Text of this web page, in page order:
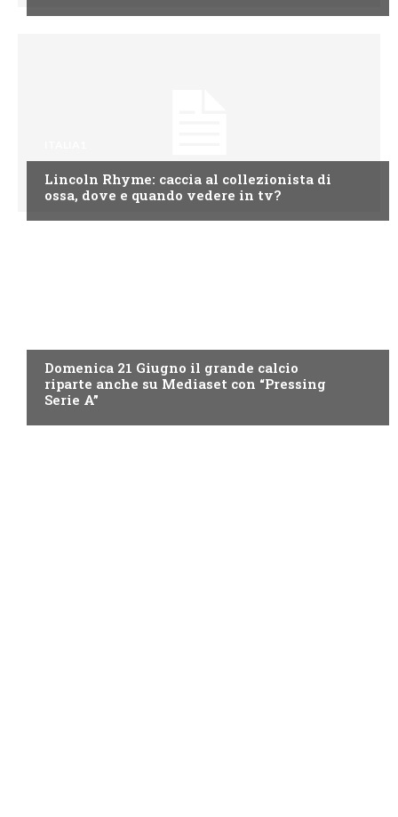
Lincoln Rhyme: caccia al collezionista di
ossa, dove e quando vedere in tv?
Domenica 21 Giugno il grande calcio
riparte anche su Mediaset con “Pressing
Serie A”